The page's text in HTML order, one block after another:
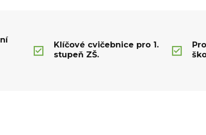
Klíčové cvičebnice pro 1.
stupeň ZŠ.